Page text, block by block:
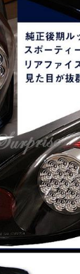
Z33 前期用
取付可能
配線の取付に
方は、別途で
本的には不
。その場合「
るだけで視認